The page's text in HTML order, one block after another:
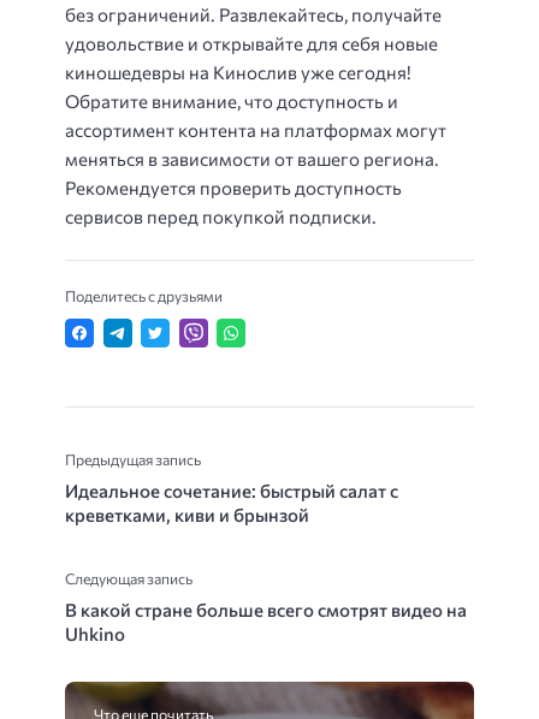
без ограничений. Развлекайтесь, получайте
удовольствие и открывайте для себя новые
киношедевры на Кинослив уже сегодня!
Обратите внимание, что доступность и
ассортимент контента на платформах могут
меняться в зависимости от вашего региона.
Рекомендуется проверить доступность
сервисов перед покупкой подписки.
Поделитесь с друзьями
Предыдущая запись
Идеальное сочетание: быстрый салат с
креветками, киви и брынзой
Следующая запись
В какой стране больше всего смотрят видео на
Uhkino
Что еще почитать